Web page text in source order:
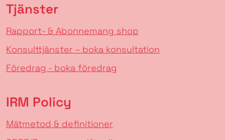
Tjänster
Rapport- & Abonnemang shop
Konsulttjänster – boka konsultation
Föredrag - boka föredrag
IRM Policy
Mätmetod & definitioner